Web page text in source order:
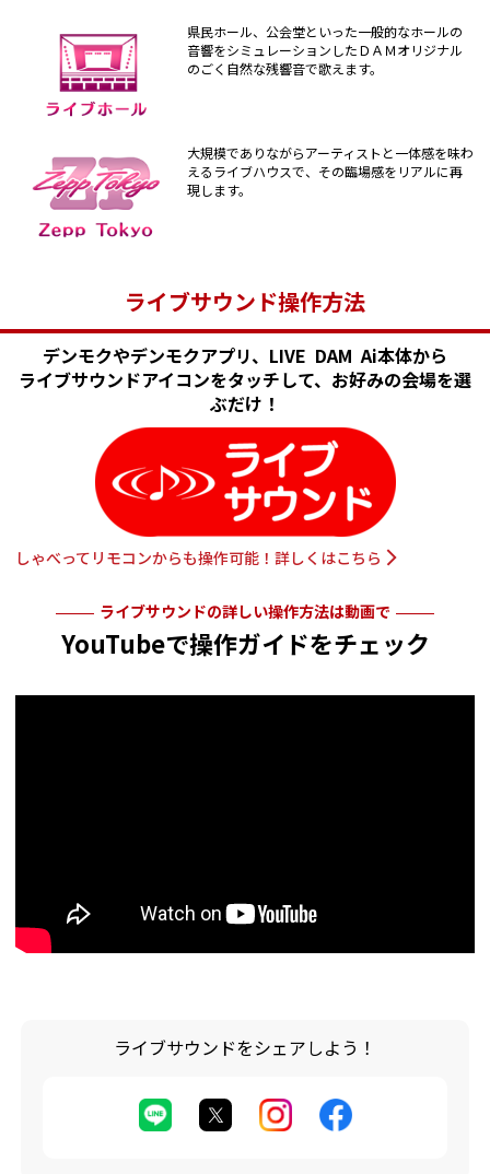
県民ホール、公会堂といった一般的なホールの
音響をシミュレーションしたＤＡＭオリジナル
のごく自然な残響音で歌えます。
大規模でありながらアーティストと一体感を味わ
えるライブハウスで、その臨場感をリアルに再
現します。
ライブサウンド操作方法
デンモクやデンモクアプリ、LIVE DAM Ai本体から
ライブサウンドアイコンをタッチして、お好みの会場を選
ぶだけ！
しゃべってリモコンからも操作可能！詳しくはこちら
ライブサウンドの詳しい操作方法は動画で
YouTubeで操作ガイドをチェック
ライブサウンドをシェアしよう！